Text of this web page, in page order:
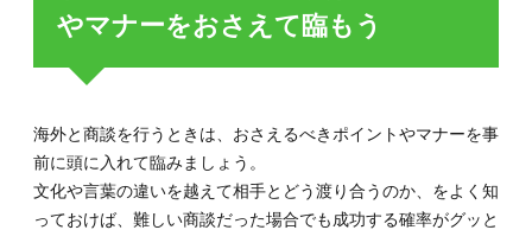
やマナーをおさえて臨もう
海外と商談を行うときは、おさえるべきポイントやマナーを事
前に頭に入れて臨みましょう。
文化や言葉の違いを越えて相手とどう渡り合うのか、をよく知
っておけば、難しい商談だった場合でも成功する確率がグッと